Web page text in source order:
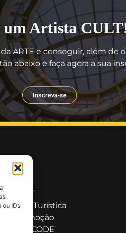
ou IDs
um Artista
ARTE e conseguir, além
abaixo e faça agora a sua
Inscreva-se
CULT
e Turística
e Promoção
QR CODE